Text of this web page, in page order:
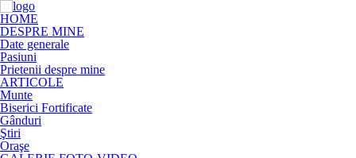
HOME
DESPRE MINE
Date generale
Pasiuni
Prietenii despre mine
ARTICOLE
Munte
Biserici Fortificate
Gânduri
Ştiri
Oraşe